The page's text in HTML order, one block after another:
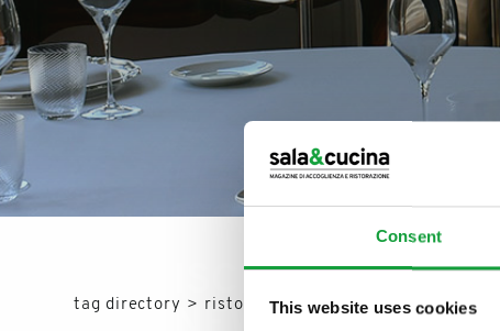
Consent
This website uses cookies
tag directory > ristoranti treviso
ISCRIVITI ALLA